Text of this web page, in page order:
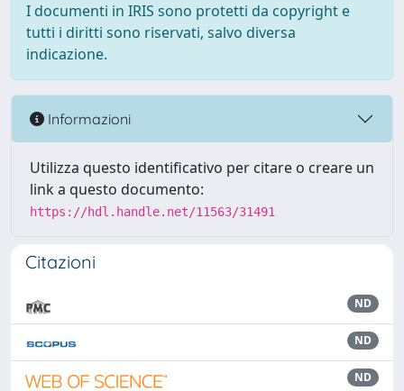
I documenti in IRIS sono protetti da copyright e
tutti i diritti sono riservati, salvo diversa
indicazione.
Informazioni
Utilizza questo identificativo per citare o creare un
link a questo documento:
https://hdl.handle.net/11563/31491
Citazioni
ND
ND
ND